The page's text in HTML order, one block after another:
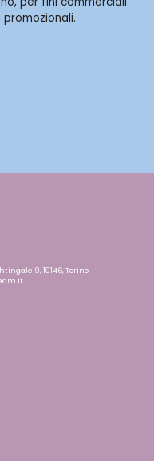
9, 10146, Torino